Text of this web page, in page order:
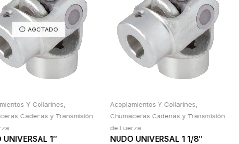
AGOTADO
Y Collarines,
Cadenas y Transmisión
UNIVERSAL 1″
Acoplamientos Y Collarines,
Chumaceras Cadenas y Transmisión
de Fuerza
NUDO UNIVERSAL 1 1/8″